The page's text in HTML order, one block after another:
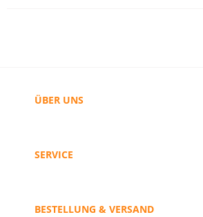
ÜBER UNS
SERVICE
BESTELLUNG & VERSAND